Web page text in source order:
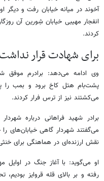
آخوند در میانه خیابان رفت و دیگر
انفجار مهیبی خیابان شِورین آن
کردند.
برای شهادت قرار نداشت
وی ادامه می‌دهد: برادرم موفق
پشت‌بام هتل کاخ برود و بمب را
می‌کشتند نیز از ترس فرار کردند.
برادر شهید فراهانی درباره
می‌گفتند شهردار گاهی خیابان‌های
نقش ارزنده‌ای در هماهنگی برای
رفته و بر بالای قله قروایز